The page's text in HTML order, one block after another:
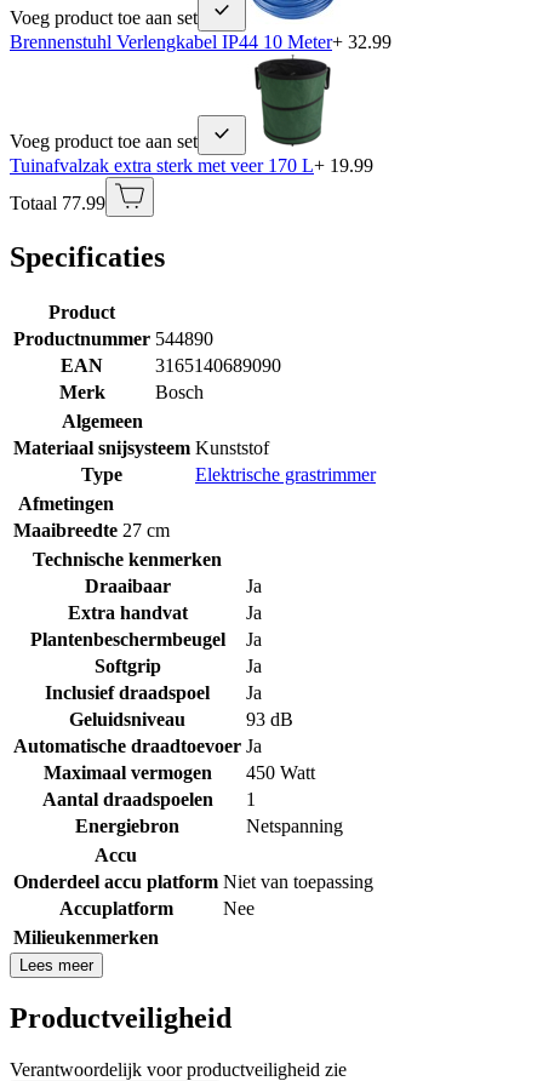
Voeg product toe aan set
Brennenstuhl Verlengkabel IP44 10 Meter+ 32.99
Voeg product toe aan set
Tuinafvalzak extra sterk met veer 170 L+ 19.99
Totaal 77.99
Specificaties
Product
Productnummer 544890
EAN
3165140689090
Merk
Bosch
Algemeen
Materiaal snijsysteem Kunststof
Type
Elektrische grastrimmer
Afmetingen
Maaibreedte 27 cm
Technische kenmerken
Draaibaar
Ja
Extra handvat
Ja
Plantenbeschermbeugel
Ja
Softgrip
Ja
Inclusief draadspoel
Ja
Geluidsniveau
93 dB
Automatische draadtoevoer Ja
Maximaal vermogen
450 Watt
Aantal draadspoelen
1
Energiebron
Netspanning
Accu
Onderdeel accu platform Niet van toepassing
Accuplatform
Nee
Milieukenmerken
Lees meer
Productveiligheid
Verantwoordelijk voor productveiligheid zie